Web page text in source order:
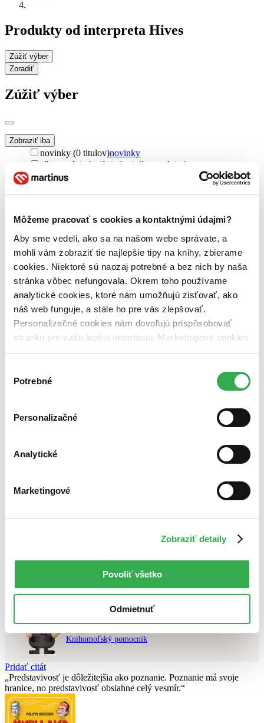
Môžeme pracovať s cookies a kontaktnými údajmi?
Aby sme vedeli, ako sa na našom webe správate, a
mohli vám zobraziť tie najlepšie tipy na knihy, zbierame
cookies. Niektoré sú naozaj potrebné a bez nich by naša
stránka vôbec nefungovala. Okrem toho používame
analytické cookies, ktoré nám umožňujú zisťovať, ako
náš web funguje, a stále ho pre vás zlepšovať.
Personalizačné cookies nám dovoľujú prispôsobovať
stránku pre vašu lepšiu orientáciu. Marketingové cookies
nám zas umožňujú zobrazenie relevantnej reklamy.
nám pomohlo, keby sme mohli používať všetky tieto
súhlasu
Potrebné
Personalizačné
Analytické
Marketingové
Zobraziť detaily
Povoliť všetko
Odmietnuť
Produkty od interpreta Hives
Zúžiť výber
Zoradiť
Zúžiť výber
Zobraziť iba
novinky (0 titulov)novinky
zľavnené tituly (0 titulov) zľavnené tituly
Dostupnosť
na centrálnom sklade (0 titulov)na centrálnom sklade
pripravujeme (0 titulov)pripravujeme
dostupná (bez vypredaných) (0 titulov)
dostupná (bez
vypredaných)
Nové / čítané
nová (0 titulov)nová
čítaná (0 titulov)
čítaná
čítaná - výborný stav (0 titulov)čítaná - výborný stav
čítaná - mierne opotrebovaná (0 titulov)čítaná - mierne
opotrebovaná
čítané verzie vypredaných kníh (0 titulov)čítané verzie
Bestsellery
Top hodnotené
Najlacnejšie
Nebol nájdenýžiadny titulvyhovujúci zadaným podmienkam.
Skúste prosím zmeniť vyhľadávaný výraz.
Chcete poradiť knihu?
Knihomoľský pomocník
Pridať citát
Predstavivosť je dôležitejšia ako poznanie. Poznanie má svoje
hranice, no predstavivosť obsiahne celý vesmír.